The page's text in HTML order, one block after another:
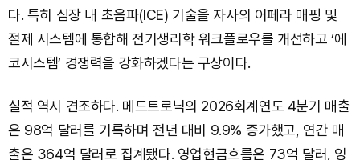
다. 특히 심장 내 초음파(ICE) 기술을 자사의 어페라 매핑 및
절제 시스템에 통합해 전기생리학 워크플로우를 개선하고 ‘에
코시스템’ 경쟁력을 강화하겠다는 구상이다.
실적 역시 견조하다. 메드트로닉의 2026회계연도 4분기 매출
은 98억 달러를 기록하며 전년 대비 9.9% 증가했고, 연간 매
출은 364억 달러로 집계됐다. 영업현금흐름은 73억 달러, 잉